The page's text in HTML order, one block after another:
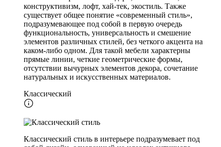
конструктивизм, лофт, хай-тек, экостиль. Также
существует общее понятие «современный стиль»,
подразумевающее под собой в первую очередь
функциональность, универсальность и смешение
элементов различных стилей, без четкого акцента на
каком-либо одном. Для такой мебели характерны
прямые линии, четкие геометрические формы,
отсутствии вычурных элементов декора, сочетание
натуральных и искусственных материалов.
Классический
Классический стиль в интерьере подразумевает под